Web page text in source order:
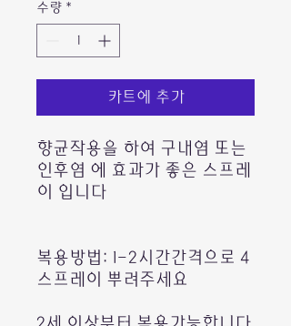
수량 *
카트에 추가
향균작용을 하여 구내염 또는
인후염 에 효과가 좋은 스프레
이 입니다
복용방법: 1-2시간간격으로 4
스프레이 뿌려주세요